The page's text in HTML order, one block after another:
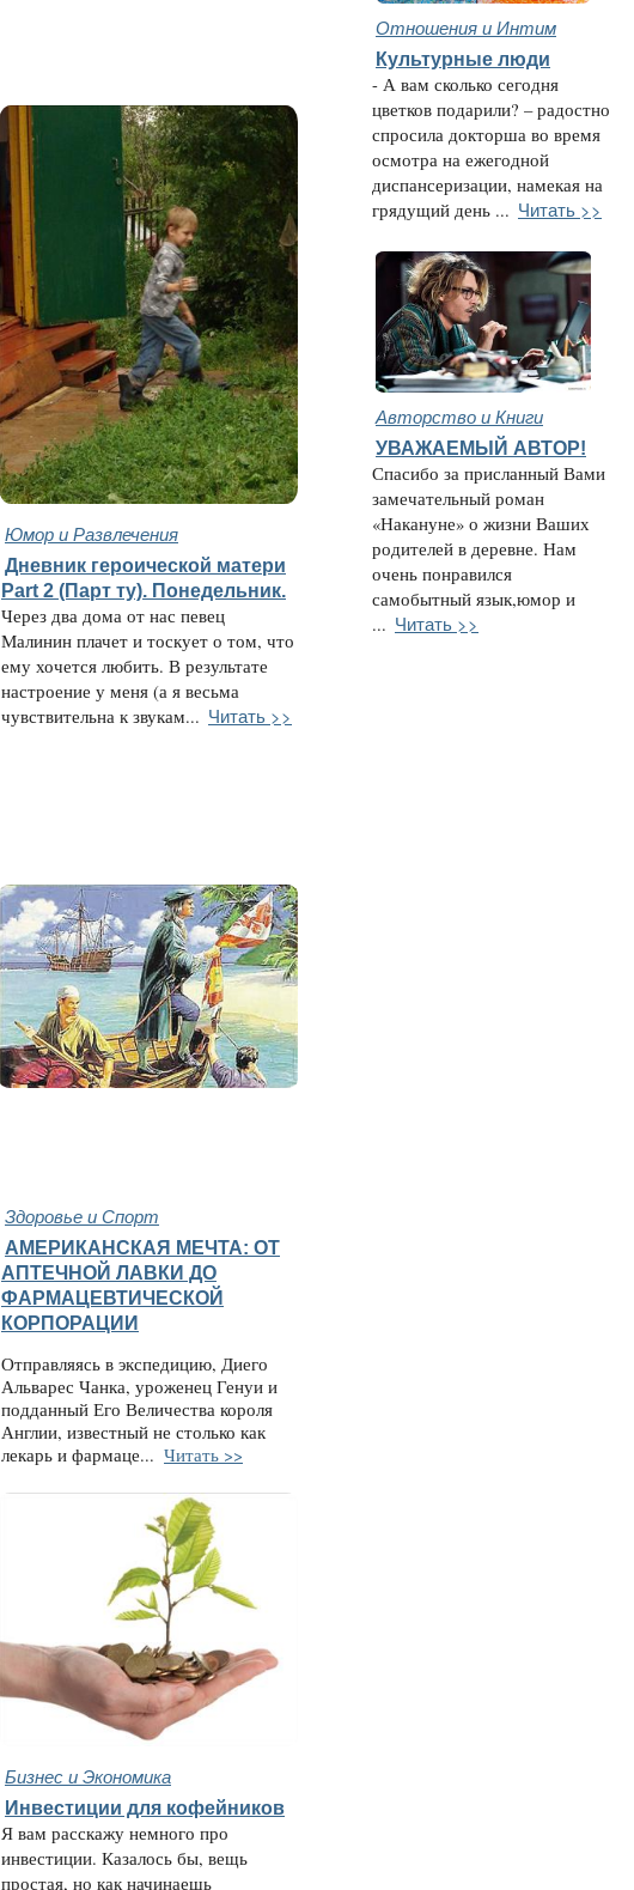
Юмор и Развлечения
Дневник героической матери
Part 2 (Парт ту). Понедельник.
Через два дома от нас певец
Малинин плачет и тоскует о том, что
ему хочется любить. В результате
настроение у меня (а я весьма
чувствительна к звукам... Читать >>
Здоровье и Спорт
АМЕРИКАНСКАЯ МЕЧТА: ОТ
АПТЕЧНОЙ ЛАВКИ ДО
ФАРМАЦЕВТИЧЕСКОЙ
КОРПОРАЦИИ
Отправляясь в экспедицию, Диего
Альварес Чанка, уроженец Генуи и
подданный Его Величества короля
Англии, известный не столько как
лекарь и фармаце... Читать >>
Бизнес и Экономика
Инвестиции для кофейников
Я вам расскажу немного про
инвестиции. Казалось бы, вещь
простая, но как начинаешь
Отношения и Интим
Культурные люди
- А вам сколько сегодня
цветков подарили? – радостно
спросила докторша во время
осмотра на ежегодной
диспансеризации, намекая на
грядущий день ... Читать >>
Авторство и Книги
УВАЖАЕМЫЙ АВТОР!
Спасибо за присланный Вами
замечательный роман
«Накануне» о жизни Ваших
родителей в деревне. Нам
очень понравился
самобытный язык,юмор и
... Читать >>